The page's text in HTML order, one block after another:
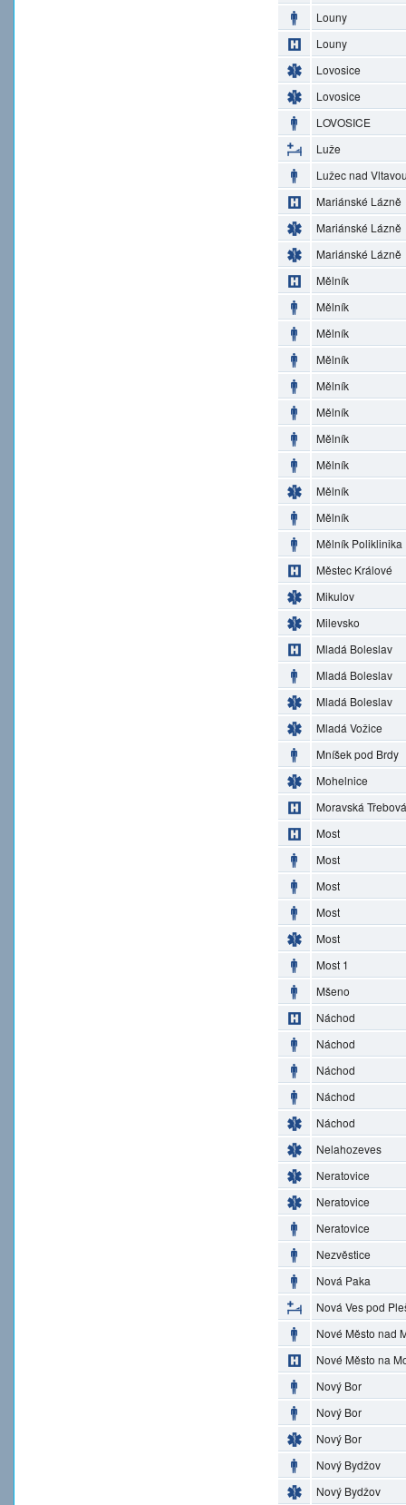
Louny
Louny
Lovosice
Lovosice
LOVOSICE
Luže
Lužec nad
Mariánské Lázně
Mariánské Lázně
Mariánské Lázně
Mělník
Mělník
Mělník
Mělník
Mělník
Mělník
Mělník
Mělník
Mělník
Mělník
Mělník Poliklinika
Městec Králové
Mikulov
Milevsko
Mladá Boleslav
Mladá Boleslav
Mladá Boleslav
Mladá Vožice
Mníšek pod Brdy
Mohelnice
Moravská Třebová
Most
Most
Most
Most
Most
Most 1
Mšeno
Náchod
Náchod
Náchod
Náchod
Náchod
Nelahozeves
Neratovice
Neratovice
Neratovice
Nezvěstice
Nová Paka
Nová Ves pod
Nové Město nad
Nové Město na
Nový Bor
Nový Bor
Nový Bor
Nový Bydžov
Nový Bydžov